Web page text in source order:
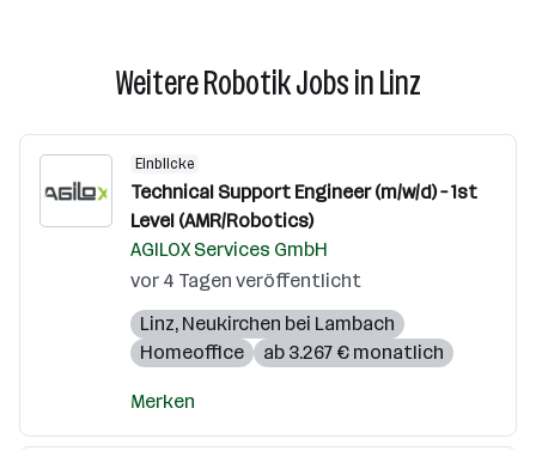
Weitere Robotik Jobs in Linz
Einblicke
Technical Support Engineer (m/w/d) – 1st
Level (AMR/Robotics)
AGILOX Services GmbH
vor 4 Tagen veröffentlicht
Linz, Neukirchen bei Lambach
Homeoffice
ab 3.267 € monatlich
Merken